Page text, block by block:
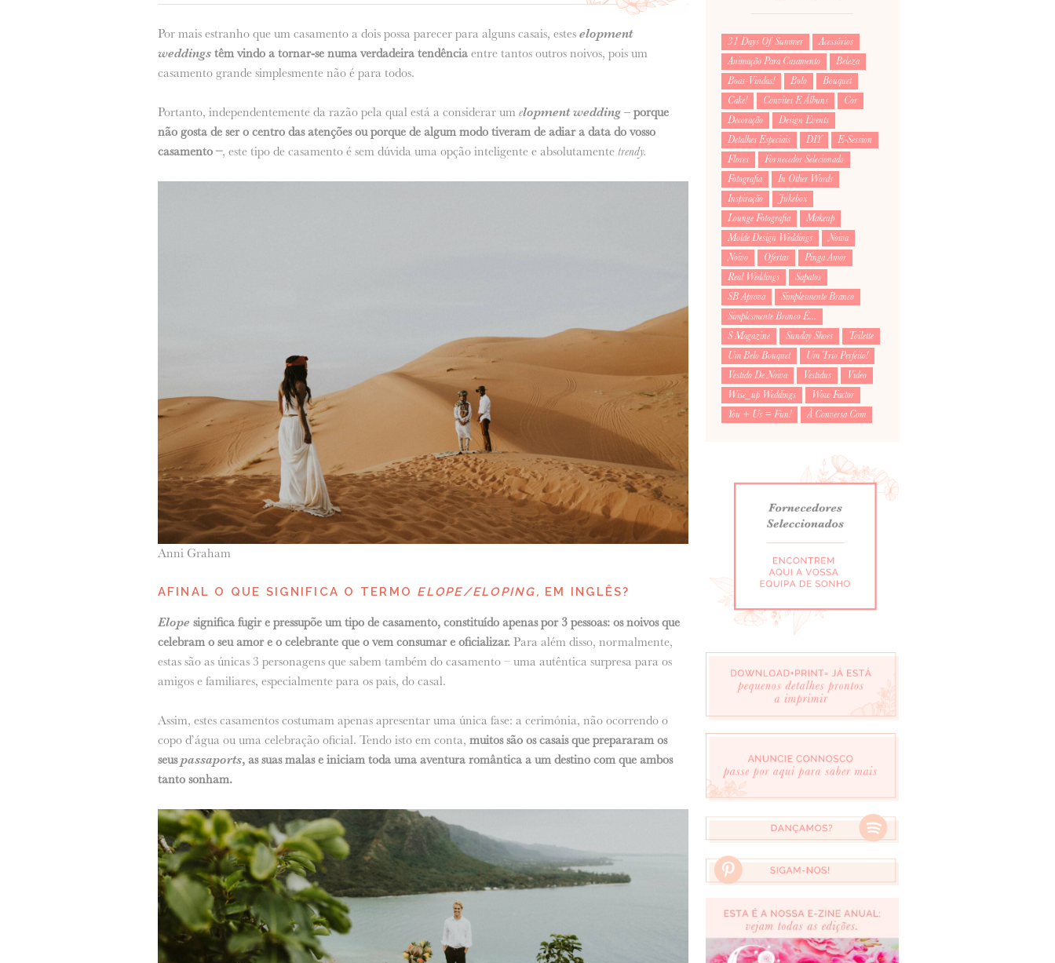
Por mais estranho que um casamento a dois possa parecer para alguns casais, estes elopment
weddings têm vindo a tornar-se numa verdadeira tendência entre tantos outros noivos, pois um
casamento grande simplesmente não é para todos.
Portanto, independentemente da razão pela qual está a considerar um elopment wedding – porque
não gosta de ser o centro das atenções ou porque de algum modo tiveram de adiar a data do vosso
casamento –, este tipo de casamento é sem dúvida uma opção inteligente e absolutamente trendy.
Anni Graham
AFINAL O QUE SIGNIFICA O TERMO ELOPE/ELOPING, EM INGLÊS?
Elope significa fugir e pressupõe um tipo de casamento, constituído apenas por 3 pessoas: os noivos que
celebram o seu amor e o celebrante que o vem consumar e oficializar.Para além disso, normalmente,
estas são as únicas 3 personagens que sabem também do casamento – uma autêntica surpresa para os
amigos e familiares, especialmente para os pais, do casal.
Assim, estes casamentos costumam apenas apresentar uma única fase: a cerimónia, não ocorrendo o
copo d’água ou uma celebração oficial. Tendo isto em conta, muitos são os casais que prepararam os
seuspassaports, as suas malas e iniciam toda uma aventura romântica a um destino com que ambos
tanto sonham.
31 Days Of Summer
Acessórios
Animação Para Casamento
Beleza
Boas-Vindas!
Bolo
Bouquet
Cake!
Convites E Álbuns
Cor
Decoração
Design Events
Detalhes Especiais
DIY
E-Session
Flores
Fornecedor Selecionado
Fotografia
In Other Words
Inspiração
Jukebox
Lounge Fotografia
Makeup
Molde Design Weddings
Noiva
Noivo
Ofertas
Pinga Amor
Real Weddings
Sapatos
SB Aprova
Simplesmente Branco
Simplesmente Branco É...
S Magazine
Sunday Shoes
Toilette
Um Belo Bouquet
Um Trio Perfeito!
Vestido De Noiva
Vestidus
Video
Wise_up Weddings
Wow Factor
You + Us = Fun!
À Conversa Com